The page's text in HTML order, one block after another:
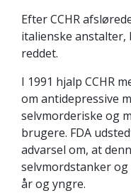
Efter CCHR
italienske anstalter,
reddet.
I 1991 hjalp CCHR
om antidepressive
selvmorderiske og
brugere. FDA
advarsel om, at
selvmordstanker
år og yngre.